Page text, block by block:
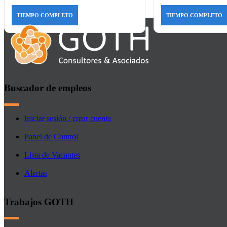
TIEMPO COMPLETO TIEMPO COMPLETO
Buscador de empleos
Iniciar sesión / crear cuenta
Panel de Control
Lista de Vacantes
Alertas
Trabajos GOTH